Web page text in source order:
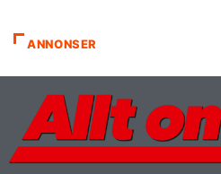
ANNONSER